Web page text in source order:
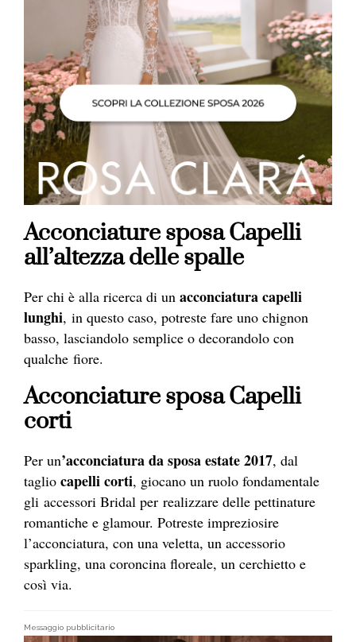
Acconciature sposaCapelli
all’altezza delle spalle
Per chi è alla ricerca di un acconciatura capelli
lunghi, in questo caso, potreste fare uno chignon
basso, lasciandolo semplice o decorandolo con
qualche fiore.
Acconciature sposaCapelli
corti
Per un’acconciatura da sposa estate 2017, dal
taglio capelli corti, giocano un ruolo fondamentale
gli accessori Bridal per realizzare delle pettinature
romantiche e glamour. Potreste impreziosire
l’acconciatura, con una veletta, un accessorio
sparkling, una coroncina floreale, un cerchietto e
così via.
Messaggio pubblicitario